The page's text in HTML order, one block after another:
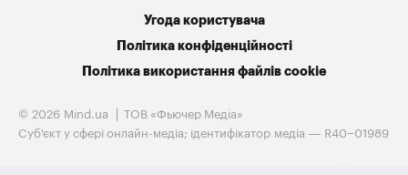
Угода користувача
Політика конфіденційності
Політика використання файлів cookie
© 2026 Mind.ua
ТОВ «Фьючер Медiа»
Cуб'єкт у сфері онлайн-медіа; ідентифікатор медіа — R40−01989